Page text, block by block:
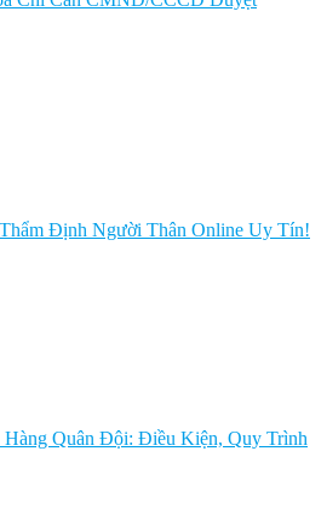
Định Người Thân Online Uy Tín!
Hàng Quân Đội: Điều Kiện, Quy Trình